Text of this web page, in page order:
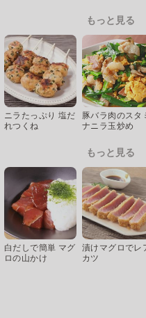
もっと見る
ニラたっぷり 塩だ
れつくね
豚バラ肉のスタ
ナニラ玉炒め
もっと見る
白だしで簡単 マグ
ロの山かけ
漬けマグロでレ
カツ